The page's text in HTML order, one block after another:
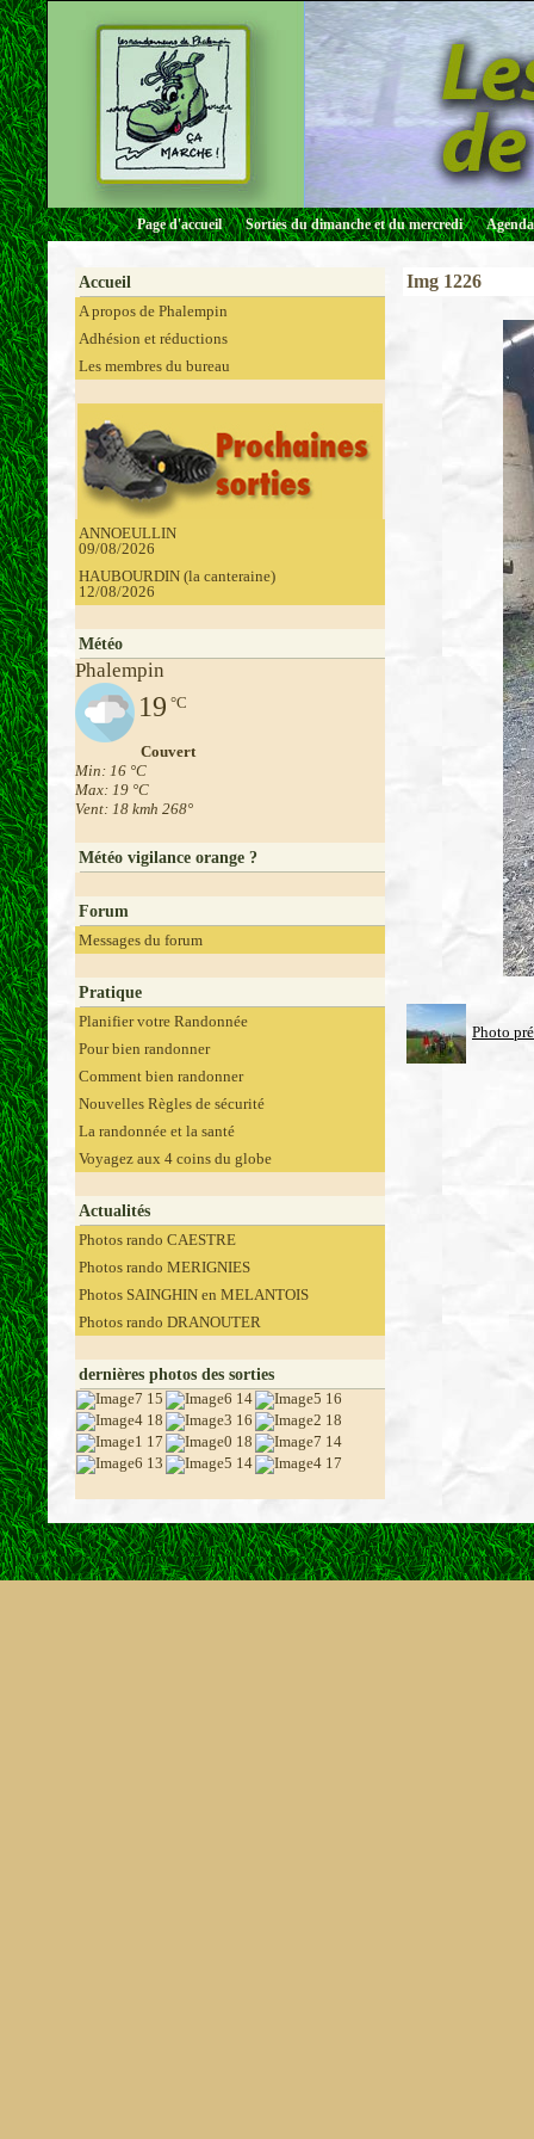
Page d'accueil Sorties du dimanche et du mercredi
Accueil
A propos de Phalempin
Adhésion et réductions
Les membres du bureau
ANNOEULLIN
09/08/2026
HAUBOURDIN (la canteraine)
12/08/2026
Météo
Phalempin
19 °C
Couvert
Min: 16 °C
Max: 19 °C
Vent: 18 kmh 268°
Météo vigilance orange ?
Forum
Messages du forum
Pratique
Planifier votre Randonnée
Pour bien randonner
Comment bien randonner
Nouvelles Règles de sécurité
La randonnée et la santé
Voyagez aux 4 coins du globe
Actualités
Photos rando CAESTRE
Photos rando MERIGNIES
Photos SAINGHIN en MELANTOIS
Photos rando DRANOUTER
dernières photos des sorties
Img 1226
Photo